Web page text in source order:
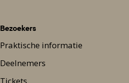
Bezoekers
Praktische informatie
Deelnemers
Tickets